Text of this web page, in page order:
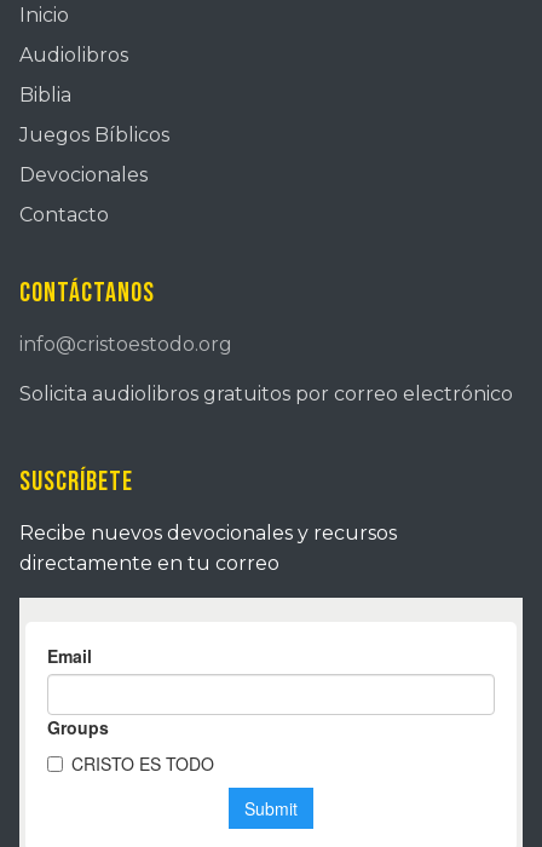
Inicio
Audiolibros
Biblia
Juegos Bíblicos
Devocionales
Contacto
Contáctanos
info@cristoestodo.org
Solicita audiolibros gratuitos por correo electrónico
Suscríbete
Recibe nuevos devocionales y recursos
directamente en tu correo